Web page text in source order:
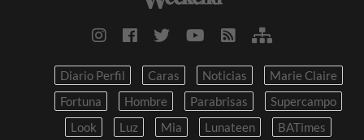
Diario Perfil Caras Noticias
Marie Claire
Fortuna
Hombre Parabrisas
Supercampo
Look
Luz Mia Lunateen BATimes